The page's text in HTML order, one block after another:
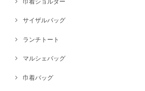
サイザルバッグ
ランチトート
マルシェバッグ
巾着バッグ